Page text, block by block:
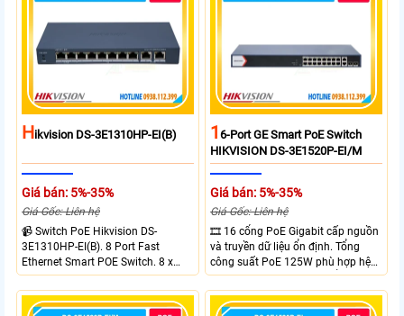
HIkvision DS-3E1310HP-EI(B)
Giá bán: 5%-35%
Giá Gốc: Liên hệ
📹 Switch PoE Hikvision DS-
3E1310HP-EI(B). 8 Port Fast
Ethernet Smart POE Switch. 8 x
10/100M PoE Ports, 2 x Gigabit
Uplink Ports.
16-Port GE Smart PoE Switch
HIKVISION DS-3E1520P-EI/M
Giá bán: 5%-35%
Giá Gốc: Liên hệ
🎞 16 cổng PoE Gigabit cấp nguồn
và truyền dữ liệu ổn định. Tổng
công suất PoE 125W phù hợp hệ
thống camera IP vừa. 2 cổng RJ45
Gigabit và 2 cổng quang SFP mở
rộng linh hoạt. Hỗ trợ truyền PoE